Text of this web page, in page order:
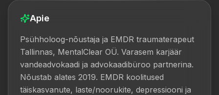
Apie
Psühholoog-nõustaja ja EMDR traumaterapeut
Tallinnas, MentalClear OÜ. Varasem karjäär
vandeadvokaadi ja advokaadibüroo partnerina.
Nõustab alates 2019. EMDR koolitused
täiskasvanute, laste/noorukite, depressiooni ja